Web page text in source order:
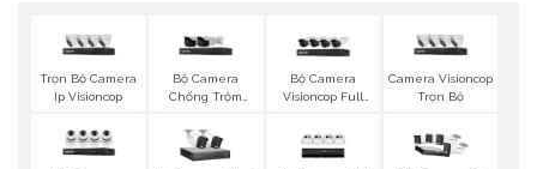
Trọn Bộ Camera
Ip Visioncop
Bộ Camera
Chống Trộm
Bộ Camera
Visioncop Full
Camera Visioncop
Trọn Bộ